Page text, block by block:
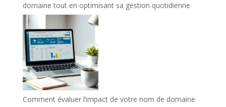
domaine tout en optimisant sa gestion quotidienne
Comment évaluer l’impact de votre nom de domaine